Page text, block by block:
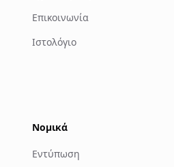
Επικοινωνία
Ιστολόγιο
Νομικά
Εντύπωση